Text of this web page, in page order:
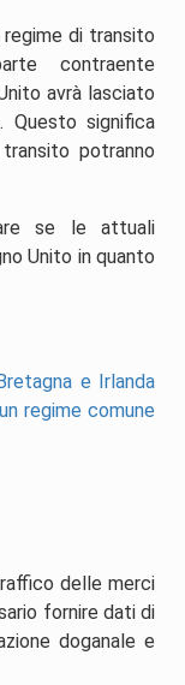
di transito
contraente
avrà lasciato
Questo significa
potranno
se le attuali
Unito in quanto
e Irlanda
regime comune
delle merci
fornire dati di
doganale e